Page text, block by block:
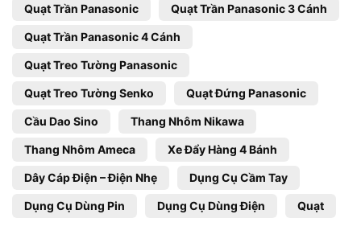
Quạt Trần Panasonic Quạt Trần Panasonic 3 Cánh
Quạt Trần Panasonic 4 Cánh
Quạt Treo Tường Panasonic
Quạt Treo Tường Senko Quạt Đứng Panasonic
Cầu Dao Sino Thang Nhôm Nikawa
Thang Nhôm Ameca Xe Đẩy Hàng 4 Bánh
Dây Cáp Điện – Điện Nhẹ Dụng Cụ Cầm Tay
Dụng Cụ Dùng Pin Dụng Cụ Dùng Điện Quạt